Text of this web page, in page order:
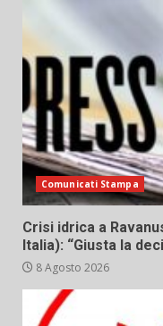
Comunicati Stampa
Crisi idrica a
Italia): “Giusta la
8 Agosto 2026